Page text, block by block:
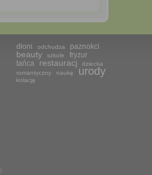
dłoni odchudza paznokci
beauty szkole
fryzur
tańca
restauracj
dziecka
romantyczny
naukę urody
kolację